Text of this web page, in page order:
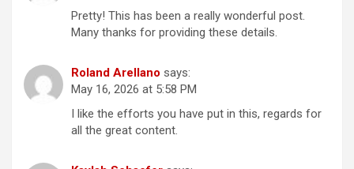
Pretty! This has been a really wonderful post.
Many thanks for providing these details.
Roland Arellano says:
May 16, 2026 at 5:58 PM
I like the efforts you have put in this, regards for
all the great content.